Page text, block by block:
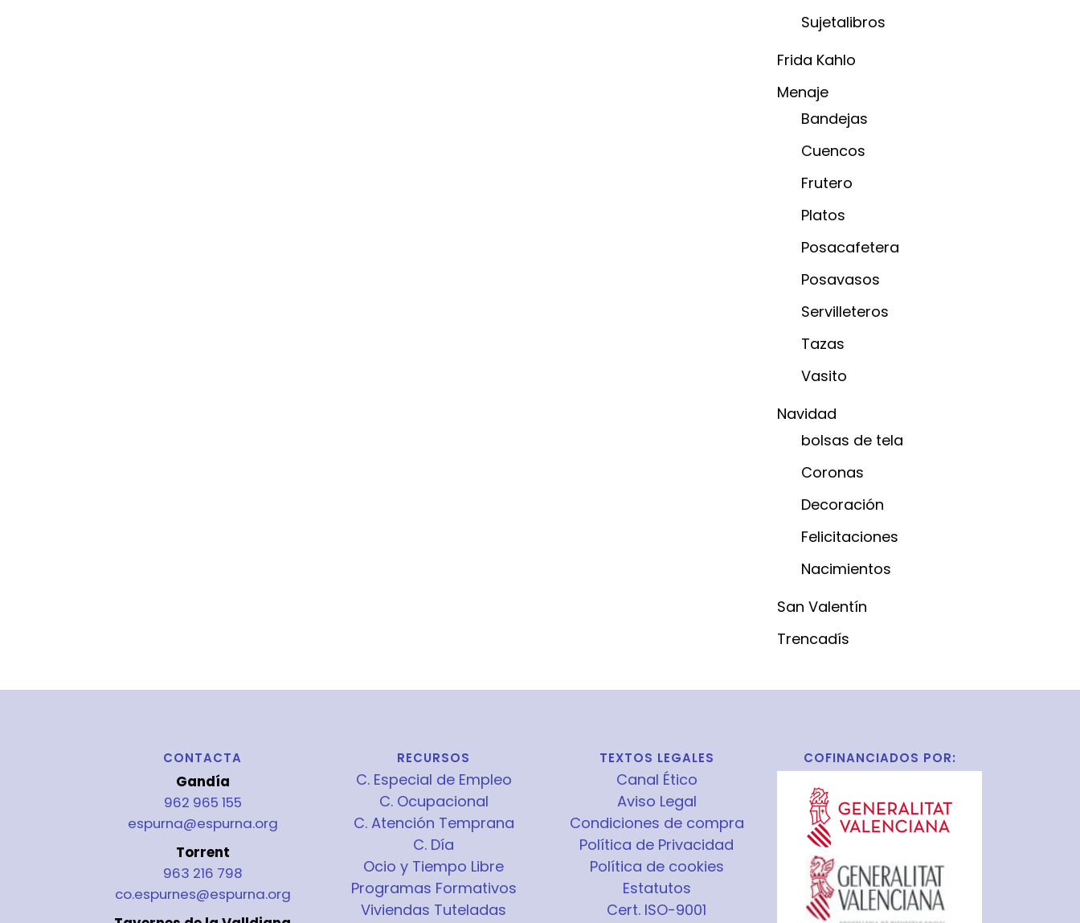
Sujetalibros
Frida Kahlo
Menaje
Bandejas
Cuencos
Frutero
Platos
Posacafetera
Posavasos
Servilleteros
Tazas
Vasito
Navidad
bolsas de tela
Coronas
Decoración
Felicitaciones
Nacimientos
San Valentín
Trencadís
CONTACTA
Gandía
962 965 155
espurna@espurna.org
Torrent
963 216 798
co.espurnes@espurna.org
RECURSOS
C. Especial de Empleo
C. Ocupacional
C. Atención Temprana
C. Día
Ocio y Tiempo Libre
Programas Formativos
Viviendas Tuteladas
TEXTOS LEGALES
Canal Ético
Aviso Legal
Condiciones de compra
Política de Privacidad
Política de cookies
Estatutos
Cert. ISO-9001
COFINANCIADOS POR: